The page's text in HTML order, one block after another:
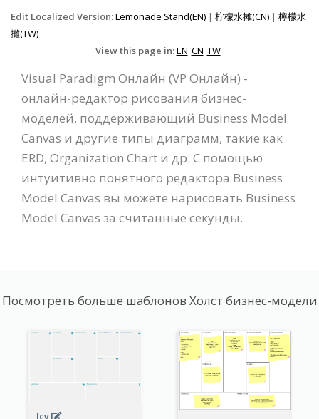
Edit Localized Version:Lemonade Stand(EN) | 柠檬水摊(CN) | 檸檬水
攤(TW)
View this page in:EN CN TW
Visual Paradigm Онлайн (VP Онлайн) -
онлайн-редактор рисования бизнес-
моделей, поддерживающий Business Model
Canvas и другие типы диаграмм, такие как
ERD, Organization Chart и др. С помощью
интуитивно понятного редактора Business
Model Canvas вы можете нарисовать Business
Model Canvas за считанные секунды.
Посмотреть больше шаблонов Холст бизнес-модели
Icy